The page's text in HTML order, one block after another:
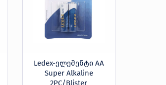
Ledex-ელემენტი AA
Super Alkaline
2PC/Blister